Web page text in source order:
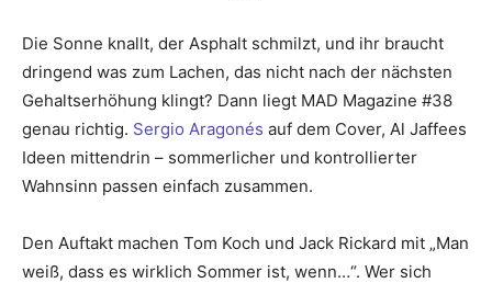
Die Sonne knallt, der Asphalt schmilzt, und ihr braucht
dringend was zum Lachen, das nicht nach der nächsten
Gehaltserhöhung klingt? Dann liegt MAD Magazine #38
genau richtig. Sergio Aragonés auf dem Cover, Al Jaffees
Ideen mittendrin – sommerlicher und kontrollierter
Wahnsinn passen einfach zusammen.
Den Auftakt machen Tom Koch und Jack Rickard mit „Man
weiß, dass es wirklich Sommer ist, wenn…“. Wer sich